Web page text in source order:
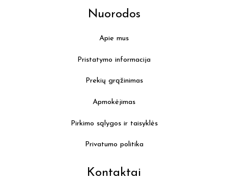
page
Nuorodos
Apie mus
Pristatymo informacija
Prekių grąžinimas
Apmokėjimas
Pirkimo sąlygos ir taisyklės
Privatumo politika
Kontaktai